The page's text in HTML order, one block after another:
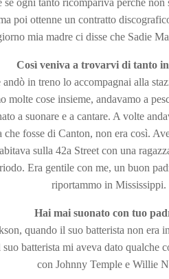
ogni tanto ricompariva perché
poi ottenne un contratto
mia madre ci disse che Sadie
Così veniva a trovarvi di tanto
in treno lo accompagnai alla
molte cose insieme, andavamo a
a suonare e a cantare. A volte
fosse di Canton, non era così.
sulla 42a Street con una
Era gentile con me, un buon
riportammo in Mississippi.
Hai mai suonato con tuo
quando il suo batterista non
batterista mi aveva dato qualche
con Johnny Temple e Willie